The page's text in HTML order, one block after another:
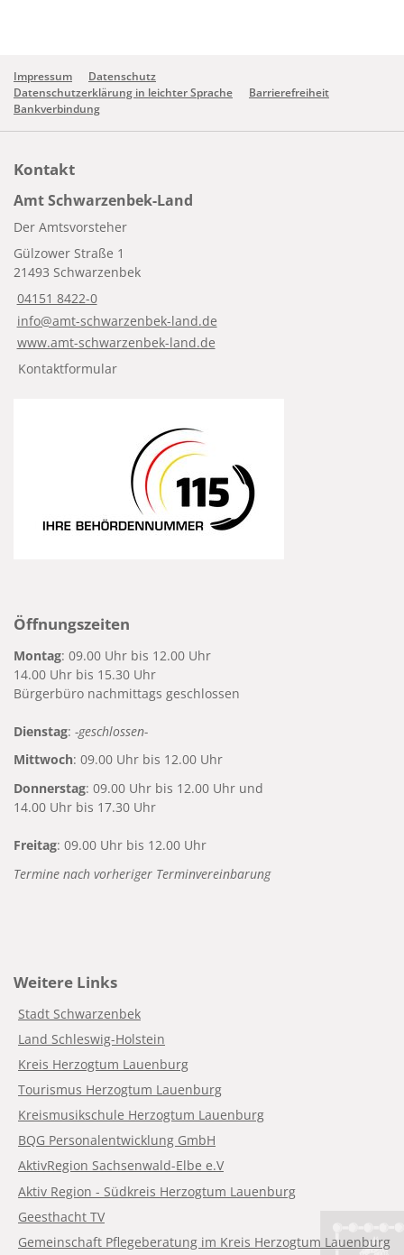
Impressum
Datenschutz
Datenschutzerklärung in leichter Sprache
Barrierefreiheit
Bankverbindung
Kontakt
Amt Schwarzenbek-Land
Der Amtsvorsteher
Gülzower Straße 1
21493 Schwarzenbek
04151 8422-0
info@amt-schwarzenbek-land.de
www.amt-schwarzenbek-land.de
Kontaktformular
Öffnungszeiten
Montag: 09.00 Uhr bis 12.00 Uhr
14.00 Uhr bis 15.30 Uhr
Bürgerbüro nachmittags geschlossen
Dienstag: -geschlossen-
Mittwoch: 09.00 Uhr bis 12.00 Uhr
Donnerstag: 09.00 Uhr bis 12.00 Uhr und
14.00 Uhr bis 17.30 Uhr
Freitag: 09.00 Uhr bis 12.00 Uhr
Termine nach vorheriger Terminvereinbarung
Weitere Links
Stadt Schwarzenbek
Land Schleswig-Holstein
Kreis Herzogtum Lauenburg
Tourismus Herzogtum Lauenburg
Kreismusikschule Herzogtum Lauenburg
BQG Personalentwicklung GmbH
AktivRegion Sachsenwald-Elbe e.V
Aktiv Region - Südkreis Herzogtum Lauenburg
Geesthacht TV
Gemeinschaft Pflegeberatung im Kreis Herzogtum Lauenburg